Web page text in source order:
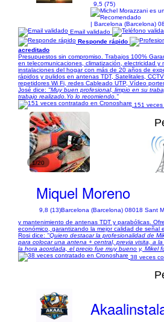
9,5 (75)
| Barcelona (Barcelona)
Email validado
Responde rápido
acreditado
Presupuestos sin compromiso. Trabajos 100%
en telecomunicaciones, climatización, electricidad y
instalaciones del hogar con más de 20 años de
rápidos y pulidos en antenas TDT, Satelitales,
repetidores Wi Fi, redes Cableado UTP, Vídeo
José dice: "Muy buen profesional, limpio en su
trabajo realizado.Yo lo recomiendo."
151
1/20
Miquel Moreno
9,8 (13)Barcelona (Barcelona) 08018 Sant
y mantenimiento de antenas TDT y parabólicas.
económico, garantizando la mejor calidad de señal
Rosi dice: "Quiero destacar la profesionalidad de
para colocar una antena + central, previa visita, a
la hora acordada, el precio fue muy bueno y, Mikel
38 veces